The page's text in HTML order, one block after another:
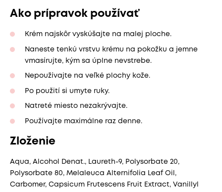
Ako prípravok používať
Krém najskôr vyskúšajte na malej ploche.
Naneste tenkú vrstvu krému na pokožku a jemne
vmasírujte, kým sa úplne nevstrebe.
Nepoužívajte na veľké plochy kože.
Po použití si umyte ruky.
Natreté miesto nezakrývajte.
Používajte maximálne raz denne.
Zloženie
Aqua, Alcohol Denat., Laureth-9, Polysorbate 20,
Polysorbate 80, Melaleuca Alternifolia Leaf Oil,
Carbomer, Capsicum Frutescens Fruit Extract, Vanillyl